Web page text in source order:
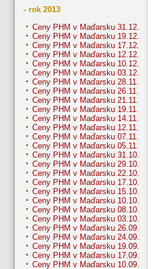
- rok 2013
Ceny PHM v Maďarsku 31.12.
Ceny PHM v Maďarsku 19.12.
Ceny PHM v Maďarsku 17.12.
Ceny PHM v Maďarsku 12.12.
Ceny PHM v Maďarsku 10.12.
Ceny PHM v Maďarsku 03.12.
Ceny PHM v Maďarsku 28.11.
Ceny PHM v Maďarsku 26.11.
Ceny PHM v Maďarsku 21.11.
Ceny PHM v Maďarsku 19.11.
Ceny PHM v Maďarsku 14.11.
Ceny PHM v Maďarsku 12.11.
Ceny PHM v Maďarsku 07.11.
Ceny PHM v Maďarsku 05.11.
Ceny PHM v Maďarsku 31.10.
Ceny PHM v Maďarsku 29.10.
Ceny PHM v Maďarsku 22.10.
Ceny PHM v Maďarsku 17.10.
Ceny PHM v Maďarsku 15.10.
Ceny PHM v Maďarsku 10.10.
Ceny PHM v Maďarsku 08.10.
Ceny PHM v Maďarsku 03.10.
Ceny PHM v Maďarsku 26.09.
Ceny PHM v Maďarsku 24.09.
Ceny PHM v Maďarsku 19.09.
Ceny PHM v Maďarsku 17.09.
Ceny PHM v Maďarsku 10.09.